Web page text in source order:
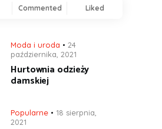
Commented Liked
Moda i uroda
24
października, 2021
Hurtownia odzieży
damskiej
Popularne
18 sierpnia,
2021